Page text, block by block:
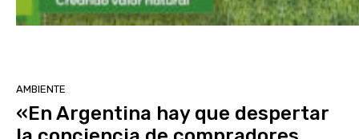
AMBIENTE
«En Argentina hay que despertar